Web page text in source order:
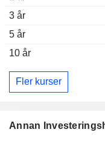
3 år
5 år
10 år
Fler kurser
Annan